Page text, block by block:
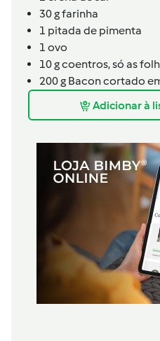
30gfarinha
1 pitada de pimenta
1 ovo
10gcoentros, só as
200g Bacon cortado
Adicionar à